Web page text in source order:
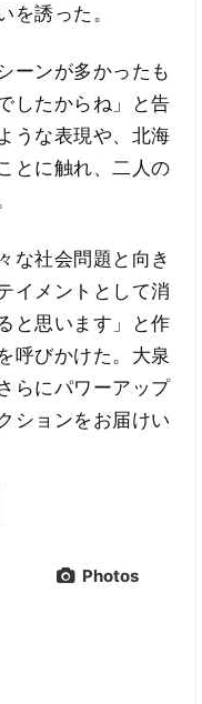
を誘った。
ーンが多かったも
したからね」と告
うな表現や、北海
とに触れ、二人の
な社会問題と向き
イメントとして消
と思います」と作
呼びかけた。大泉
らにパワーアップ
ションをお届けい
Photos